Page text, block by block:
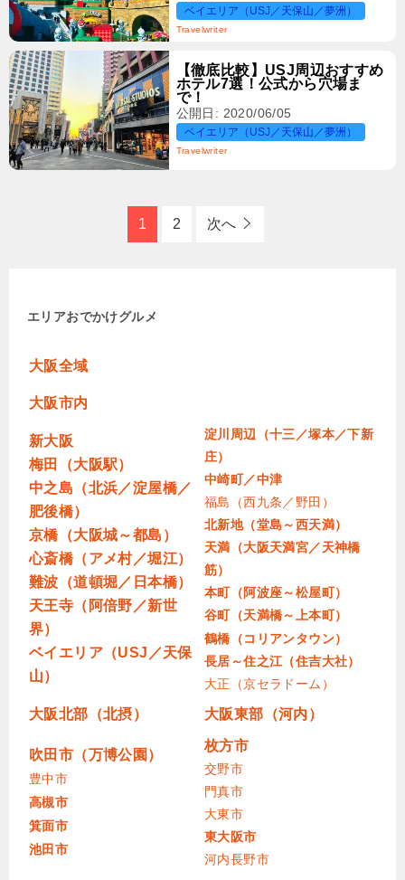
ベイエリア（USJ／天保山／夢洲）
Travelwriter
【徹底比較】USJ周辺おすすめ
ホテル7選！公式から穴場ま
で！
公開日: 2020/06/05
ベイエリア（USJ／天保山／夢洲）
Travelwriter
1 2 次へ
エリアおでかけグルメ
大阪全域
大阪市内
新大阪
梅田（大阪駅）
中之島（北浜／淀屋橋／
肥後橋）
京橋（大阪城～都島）
心斎橋（アメ村／堀江）
難波（道頓堀／日本橋）
天王寺（阿倍野／新世
界）
ベイエリア（USJ／天保
山）
淀川周辺（十三／塚本／下新
庄）
中崎町／中津
福島（西九条／野田）
北新地（堂島～西天満）
天満（大阪天満宮／天神橋
筋）
本町（阿波座～松屋町）
谷町（天満橋～上本町）
鶴橋（コリアンタウン）
長居～住之江（住吉大社）
大正（京セラドーム）
大阪北部（北摂） 大阪東部（河内）
吹田市（万博公園）
豊中市
高槻市
箕面市
池田市
枚方市
交野市
門真市
大東市
東大阪市
河内長野市